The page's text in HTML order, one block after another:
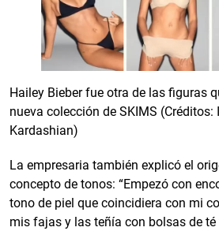
Hailey Bieber fue otra de las figuras
nueva colección de SKIMS
Kardashian)
La empresaria también explicó el
concepto de tonos: “Empezó con
tono de piel que coincidiera con mi
mis fajas y las teñía con bolsas de té